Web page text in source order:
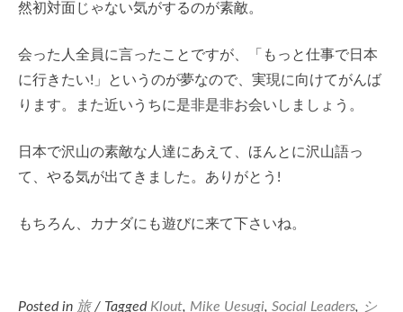
然初対面じゃない気がするのが素敵。
会った人全員に言ったことですが、「もっと仕事で日本
に行きたい!」というのが夢なので、実現に向けてがんば
ります。また近いうちに是非是非お会いしましょう。
日本で沢山の素敵な人達にあえて、ほんとに沢山語っ
て、やる気が出てきました。ありがとう!
もちろん、カナダにも遊びに来て下さいね。
Posted in 旅 / Tagged Klout, Mike Uesugi, Social Leaders, シ